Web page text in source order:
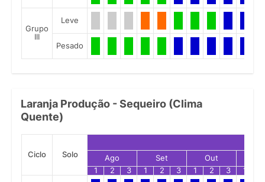
Grupo
III
Leve
Pesado
Laranja Produção - Sequeiro (Clima
Quente)
Ciclo Solo Ago Set Out
1
2 3 1 2 3 1 2 3 1